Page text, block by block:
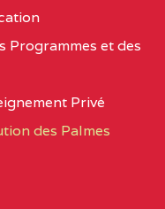
PANAFRICAIN
BP
PRIVE
Programmes et des
Privé
des Palmes